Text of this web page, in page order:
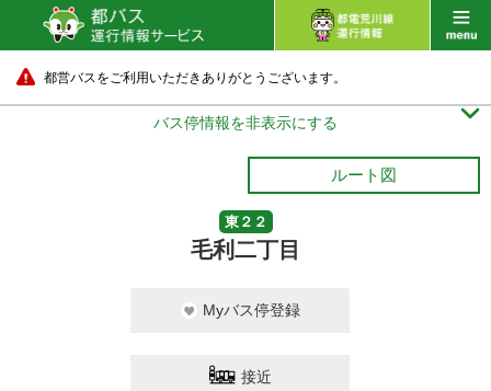
都営バスをご利用いただきありがとうございます。
バス停情報を非表示にする 
ルート図
東２２
毛利二丁目
Myバス停登録
接近